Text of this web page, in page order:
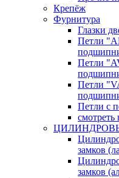
Крепёж
Фурнитура
Глазки
Петли
Петли
Петли
Петли с
смотреть
замков
замков